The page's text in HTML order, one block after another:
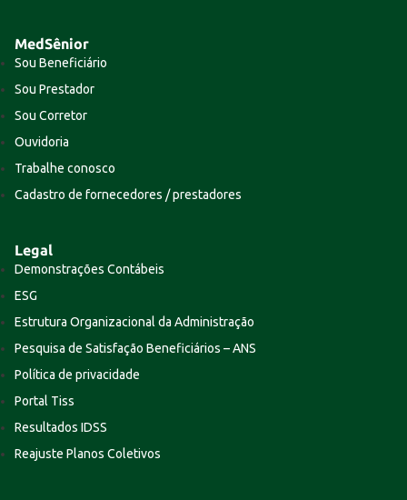
MedSênior
Sou Beneficiário
Sou Prestador
Sou Corretor
Ouvidoria
Trabalhe conosco
Cadastro de fornecedores / prestadores
Legal
Demonstrações Contábeis
ESG
Estrutura Organizacional da Administração
Pesquisa de Satisfação Beneficiários – ANS
Política de privacidade
Portal Tiss
Resultados IDSS
Reajuste Planos Coletivos